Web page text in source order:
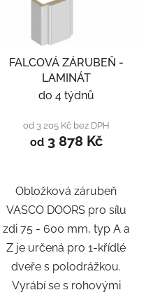
FALCOVÁ ZÁRUBEŇ -
LAMINÁT
do 4 týdnů
od 3 205 Kč bez DPH
od3 878 Kč
Obložková zárubeň
VASCO DOORS pro sílu
zdi 75 - 600 mm, typ A a
Z je určená pro 1-křídlé
dveře s polodrážkou.
Vyrábí se s rohovými